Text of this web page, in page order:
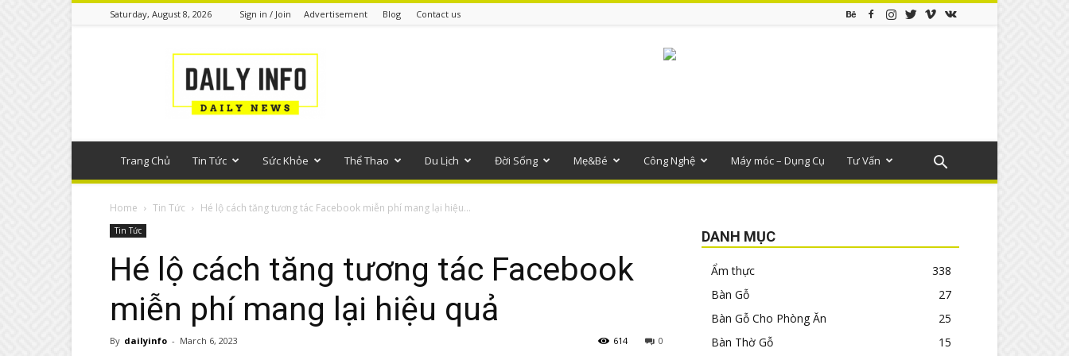
Saturday, August 8, 2026 Sign in / Join Advertisement Blog Contact us
thông
Trang Chủ Tin Tức Sức Khỏe Thể Thao Du Lịch Đời Sống Mẹ&Bé Công Nghệ Máy móc – Dụng Cụ Tư Vấn
Home Tin Tức Hé lộ cách tăng tương tác Facebook miễn phí mang lại hiệu...
Tin Tức
Hé lộ cách tăng tương tác Facebook
miễn phí mang lại hiệu quả
By dailyinfo - March 6, 2023 0
614
DANH MỤC
Ẩm thực
338
Bàn Gỗ
27
Bàn Gỗ Cho Phòng Ăn
25
Bàn Thờ Gỗ
15